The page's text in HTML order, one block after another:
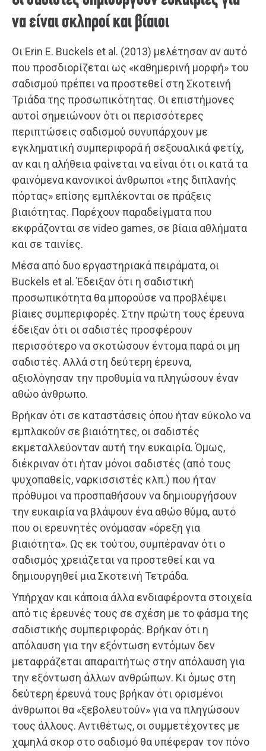
να είναι σκληροί και βίαιοι
Οι Erin E. Buckels et al. (2013) μελέτησαν αν αυτό
που προσδιορίζεται ως «καθημερινή μορφή» του
σαδισμού πρέπει να προστεθεί στη Σκοτεινή
Τριάδα της προσωπικότητας. Οι επιστήμονες
αυτοί σημειώνουν ότι οι περισσότερες
περιπτώσεις σαδισμού συνυπάρχουν με
εγκληματική συμπεριφορά ή σεξουαλικά φετίχ,
αν και η αλήθεια φαίνεται να είναι ότι οι κατά τα
φαινόμενα κανονικοί άνθρωποι «της διπλανής
πόρτας» επίσης εμπλέκονται σε πράξεις
βιαιότητας. Παρέχουν παραδείγματα που
εκφράζονται σε video games, σε βίαια αθλήματα
και σε ταινίες.
Μέσα από δυο εργαστηριακά πειράματα, οι
Buckels et al. Έδειξαν ότι η σαδιστική
προσωπικότητα θα μπορούσε να προβλέψει
βίαιες συμπεριφορές. Στην πρώτη τους έρευνα
έδειξαν ότι οι σαδιστές προσφέρουν
περισσότερο να σκοτώσουν έντομα παρά οι μη
σαδιστές. Αλλά στη δεύτερη έρευνα,
αξιολόγησαν την προθυμία να πληγώσουν έναν
αθώο άνθρωπο.
Βρήκαν ότι σε καταστάσεις όπου ήταν εύκολο να
εμπλακούν σε βιαιότητες, οι σαδιστές
εκμεταλλεύονταν αυτή την ευκαιρία. Όμως,
διέκριναν ότι ήταν μόνοι σαδιστές (από τους
ψυχοπαθείς, ναρκισσιστές κλπ.) που ήταν
πρόθυμοι να προσπαθήσουν να δημιουργήσουν
την ευκαιρία να βλάψουν ένα αθώο θύμα, αυτό
που οι ερευνητές ονόμασαν «όρεξη για
βιαιότητα». Ως εκ τούτου, συμπέραναν ότι ο
σαδισμός χρειάζεται να προστεθεί και να
δημιουργηθεί μια Σκοτεινή Τετράδα.
Υπήρχαν και κάποια άλλα ενδιαφέροντα στοιχεία
από τις έρευνές τους σε σχέση με το φάσμα της
σαδιστικής συμπεριφοράς. Βρήκαν ότι η
απόλαυση για την εξόντωση εντόμων δεν
μεταφράζεται απαραιτήτως στην απόλαυση για
την εξόντωση άλλων ανθρώπων. Κι όμως στη
δεύτερη έρευνά τους βρήκαν ότι ορισμένοι
άνθρωποι θα «ξεβολευτούν» για να πληγώσουν
τους άλλους. Αντιθέτως, οι συμμετέχοντες με
χαμηλά σκορ στο σαδισμό θα υπέφεραν τον πόνο